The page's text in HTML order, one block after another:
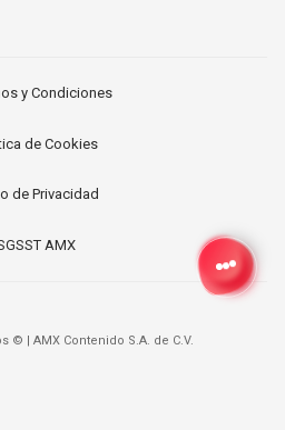
y Condiciones
de Cookies
de Privacidad
AMX
© AMX Contenido S.A. de C.V.